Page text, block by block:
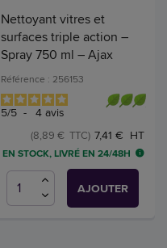
Nettoyant vitres et
surfaces triple action –
Spray 750 ml – Ajax
Référence : 256153
5/5 - 4 avis
7,41 € HT
(8,89 € TTC)
EN STOCK, LIVRÉ EN 24/48H
AJOUTER